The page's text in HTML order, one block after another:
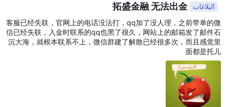
البلاغات 拓盛金融 无法出金
客服已经失联，官网上的电话没法打，qq加了没人理，之前带单的微
信已经失联，入金时联系的qq也黑了很久，网站上的邮箱发了邮件石
沉大海，就根本联系不上，微信群建了解散已经很多次，而且感觉里
面都是托儿